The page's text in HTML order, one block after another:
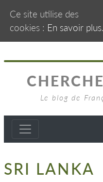
Le blog de
SRI LANKA
Ce site utilise des
cookies : En savoir plus.